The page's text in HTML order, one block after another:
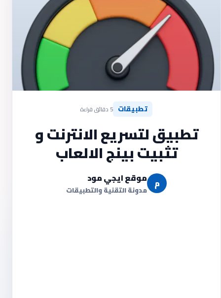
تطبيقات 5 دقائق قراءة
تطبيق لتسريع الانترنت و
تثبيت بينج الالعاب
م موقع ايجي مود
مدونة التقنية والتطبيقات